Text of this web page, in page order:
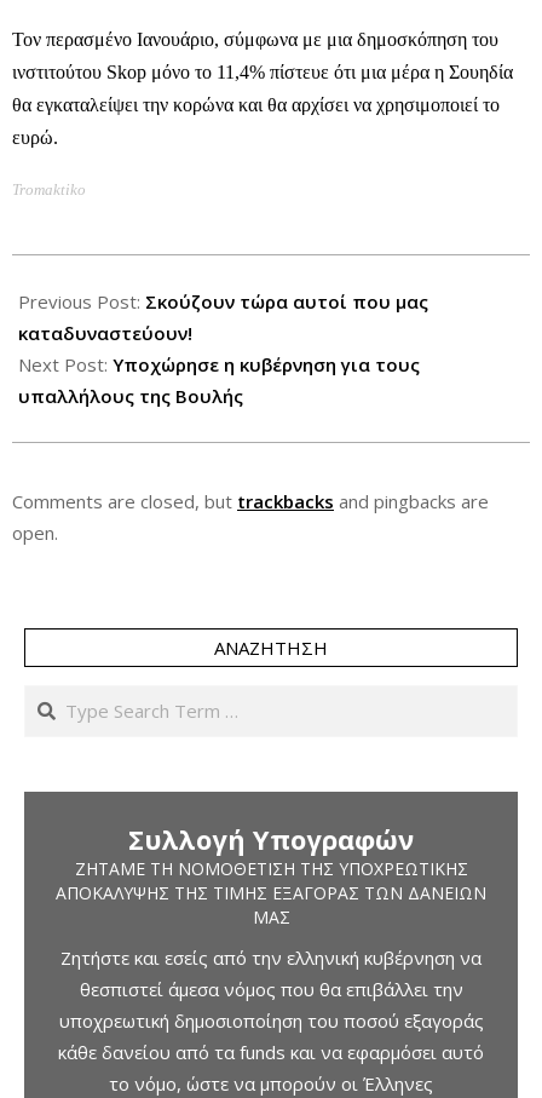
Τον περασμένο Ιανουάριο, σύμφωνα με μια δημοσκόπηση του
ινστιτούτου Skop μόνο το 11,4% πίστευε ότι μια μέρα η Σουηδία
θα εγκαταλείψει την κορώνα και θα αρχίσει να χρησιμοποιεί το
ευρώ.
Tromaktiko
12-
13
Previous Post: Σκούζουν τώρα αυτοί που μας
καταδυναστεύουν!
Next Post: Υποχώρησε η κυβέρνηση για τους
υπαλλήλους της Βουλής
Comments are closed, but trackbacks and pingbacks are
open.
ΑΝΑΖΉΤΗΣΗ
Search
Συλλογή Υπογραφών
ΖΗΤΆΜΕ ΤΗ ΝΟΜΟΘΈΤΙΣΗ ΤΗΣ ΥΠΟΧΡΕΩΤΙΚΉΣ
ΑΠΟΚΆΛΥΨΗΣ ΤΗΣ ΤΙΜΉΣ ΕΞΑΓΟΡΆΣ ΤΩΝ ΔΑΝΕΊΩΝ
ΜΑΣ
Ζητήστε και εσείς από την ελληνική κυβέρνηση να
θεσπιστεί άμεσα νόμος που θα επιβάλλει την
υποχρεωτική δημοσιοποίηση του ποσού εξαγοράς
κάθε δανείου από τα funds και να εφαρμόσει αυτό
το νόμο, ώστε να μπορούν οι Έλληνες